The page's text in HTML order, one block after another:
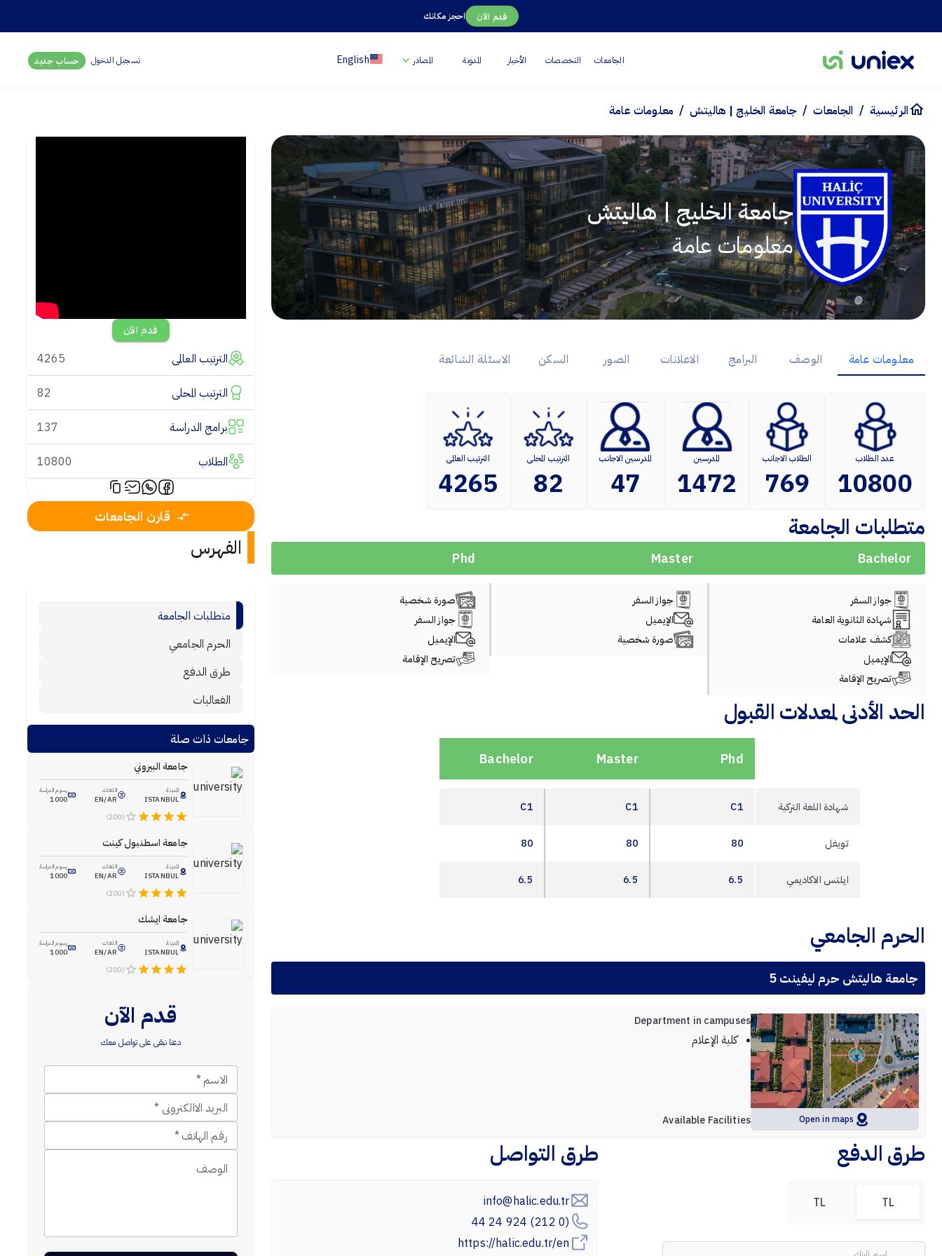
احجز مكانك قدم الآن
الجامعات التخصصات الأخبار المدونة المصادر English تسجبل الدخول حساب جديد
الرئيسية / الجامعات / جامعة الخليج | هاليتش / معلومات عامة
جامعة الخليج | هاليتش
معلومات عامة
معلومات عامة الوصف البرامج الاعلانات الصور السكن الاسئلة الشائعة
عدد الطلاب
10800
الطلاب الاجانب
769
المدرسين
1472
المدرسين الاجانب
47
الترتيب المحلى
82
الترتيب العالمى
4265
متطلبات الجامعة
Bachelor
جواز السفر
شهادة الثانوية العامة
كشف علامات
الإيميل
تصريح الإقامة
Master
جواز السفر
الإيميل
صورة شخصية
Phd
صورة شخصية
جواز السفر
الإيميل
تصريح الإقامة
الحد الأدنى لمعدلات القبول
Phd
Master
Bachelor
شهادة اللغة التركية C1
C1
C1
تويفل 80
80
80
ايلتس الاكاديمي 6.5
6.5
6.5
الحرم الجامعي
جامعة هاليتش حرم ليفينت 5
Open in maps
Department in campuses
كلية الإعلام
Available Facilities
طرق الدفع
TL
TL
اسم البنك
طرق التواصل
info@halic.edu.tr
(0 212) 924 24 44
https://halic.edu.tr/en
قدم الآن
الترتيب العالمى 4265
الترتيب المحلى 82
برامج الدراسة 137
الطلاب 10800
قارن الجامعات
الفهرس
متطلبات الجامعة
الحرم الجامعي
طرق الدفع
الفعاليات
جامعات ذات صلة
جامعة البيروني
المدينة
ISTANBUL
اللغات
EN/AR
رسوم الدراسة
1000
(200)
جامعة اسطنبول كينت
المدينة
ISTANBUL
اللغات
EN/AR
رسوم الدراسة
1000
(200)
جامعة ايشك
المدينة
ISTANBUL
اللغات
EN/AR
رسوم الدراسة
1000
(200)
قدم الآن
دعنا نبقى على تواصل معك
الاسم *
البريد الاالكترونى *
رقم الهاتف *
الوصف